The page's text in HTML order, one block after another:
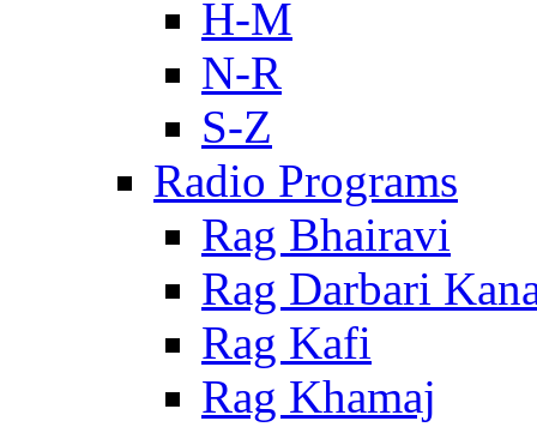
H-M
N-R
S-Z
Radio Programs
Rag Bhairavi
Rag Darbari
Rag Kafi
Rag Khamaj